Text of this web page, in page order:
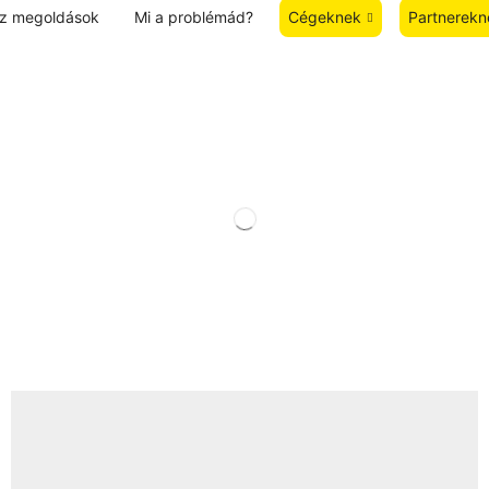
megoldások Mi a problémád? Cégeknek